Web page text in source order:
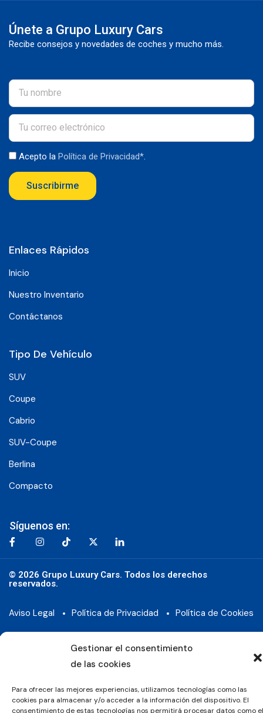
Gestionar el consentimiento
de las cookies
Para ofrecer las mejores experiencias, utilizamos tecnologías como las
cookies para almacenar y/o acceder a la información del dispositivo. El
consentimiento de estas tecnologías nos permitirá procesar datos como el
Únete a Grupo Luxury Cars
Recibe consejos y novedades de coches y mucho más.
Acepto la Política de Privacidad*
Suscribirme
Enlaces Rápidos
Inicio
Nuestro Inventario
Contáctanos
Tipo De Vehículo
SUV
Coupe
Cabrio
SUV-Coupe
Berlina
Compacto
Síguenos en:
© 2026 Grupo Luxury Cars. Todos los derechos
reservados.
Aviso Legal Política de Privacidad Política de Cookies